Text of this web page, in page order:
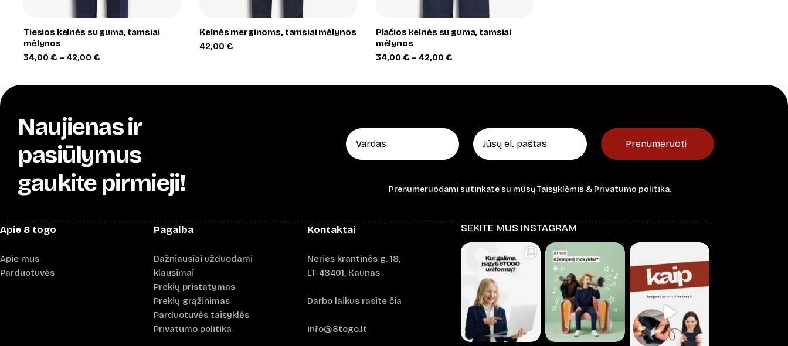
Tiesios kelnės su guma, tamsiai
mėlynos
34,00 € – 42,00 €
through
Kelnės merginoms, tamsiai mėlynos
42,00€
Plačios kelnės su guma, tamsiai
mėlynos
34,00 € – 42,00 €Price
through
Naujienas ir
pasiūlymus
gaukite pirmieji!
Prenumeruoti
Prenumeruodami sutinkate su mūsųTaisyklėmis & Privatumo politika.
Apie 8 togo
Apie mus
Parduotuvės
Pagalba
Dažniausiai užduodami
klausimai
Prekių pristatymas
Prekių grąžinimas
Parduotuvės taisyklės
Privatumo politika
Kontaktai
Neries krantinės g. 18,
LT-48401, Kaunas
Darbo laikus rasite čia
info@8togo.lt
SEKITE MUS INSTAGRAM